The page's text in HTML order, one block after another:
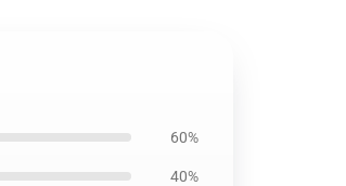
60%
40%